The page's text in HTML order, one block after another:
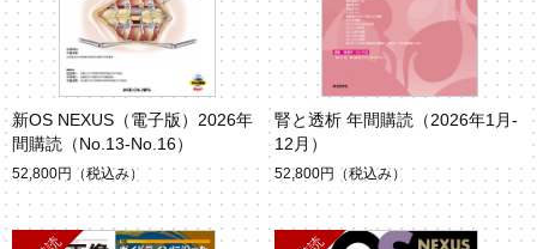
新OS NEXUS（電子版）2026年
間購読（No.13-No.16）
52,800円 （税込み）
腎と透析 年間購読（2026年1月-
12月）
52,800円 （税込み）